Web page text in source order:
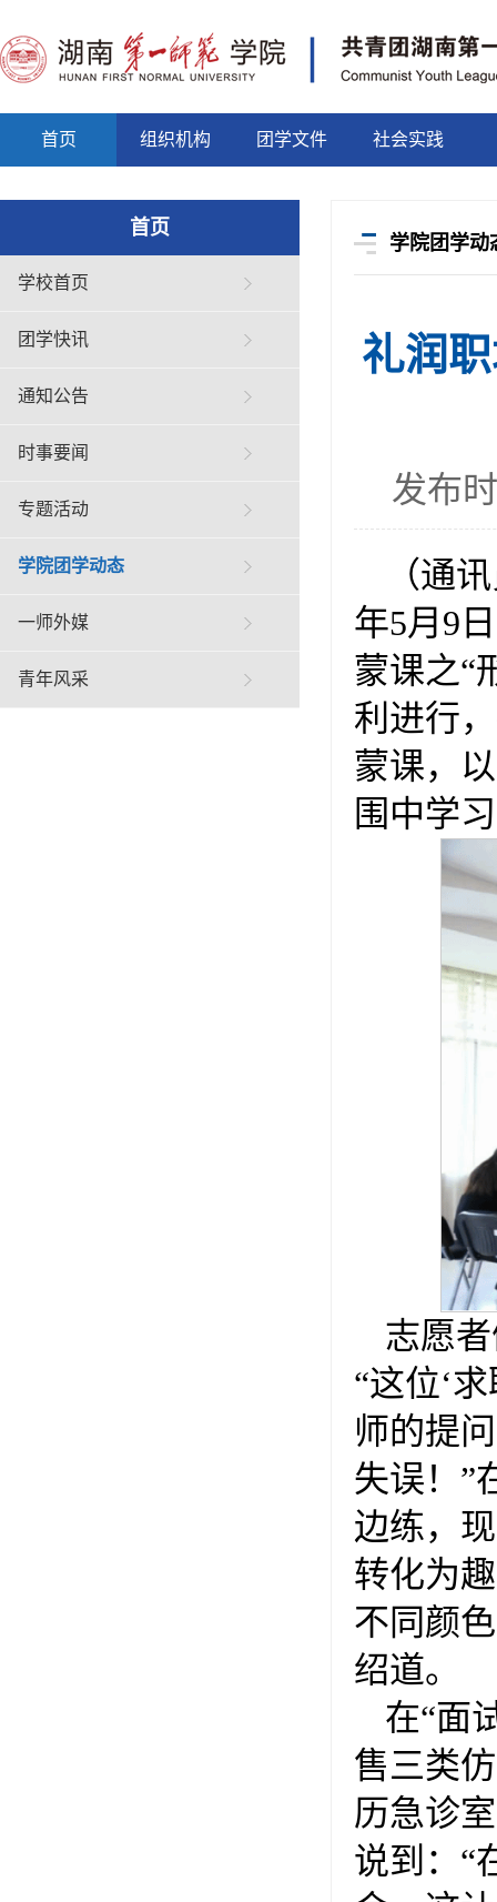
首页 组织机构 团学文件 社会实践
首页
学校首页
团学快讯
通知公告
时事要闻
专题活动
学院团学动态
一师外媒
青年风采
学院团学动
礼润
发布
（通
年5月9
蒙课之“
利进行
蒙课，
围中学
志愿
“这位‘
师的提
失误！”
边练，
转化为
不同颜
绍道。
在“面
售三类
历急诊
说到：“